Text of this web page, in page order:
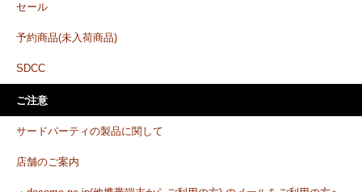
セール
予約商品(未入荷商品)
SDCC
ご注意
サードパーティの製品に関して
店舗のご案内